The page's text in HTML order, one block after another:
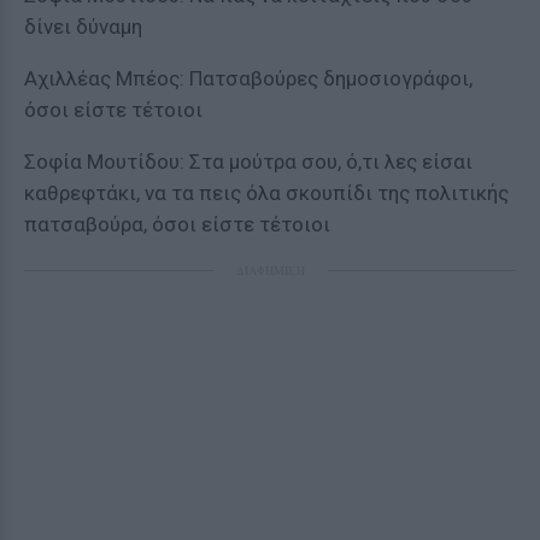
δίνει δύναμη
Αχιλλέας Μπέος: Πατσαβούρες δημοσιογράφοι,
όσοι είστε τέτοιοι
Σοφία Μουτίδου: Στα μούτρα σου, ό,τι λες είσαι
καθρεφτάκι, να τα πεις όλα σκουπίδι της πολιτικής
πατσαβούρα, όσοι είστε τέτοιοι